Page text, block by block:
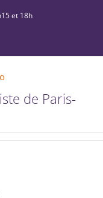
et 18h
de Paris-